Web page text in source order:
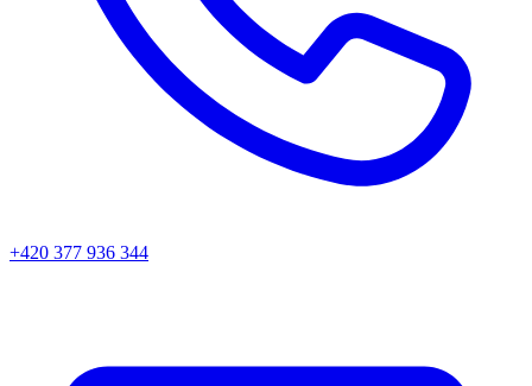
+420 377 936 344